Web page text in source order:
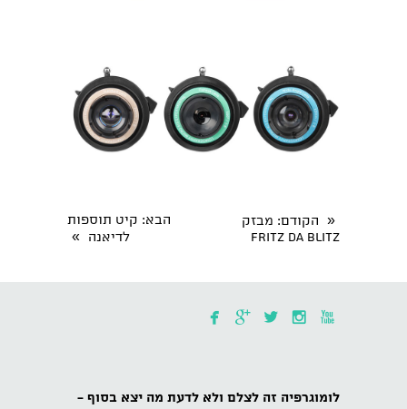
« הקודם: מבזק
Fritz Da Blitz
הבא: קיט תוספות
לדיאנה »
    
לומוגרפיה זה לצלם ולא לדעת מה יצא בסוף -